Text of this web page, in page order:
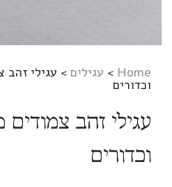
Home
> עגילים > עגילי זהב
וכדורים
עגילי זהב צמודים
וכדורים